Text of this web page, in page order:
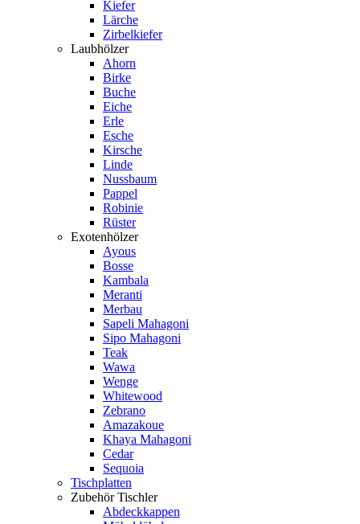
Kiefer
Lärche
Zirbelkiefer
Laubhölzer
Ahorn
Birke
Buche
Eiche
Erle
Esche
Kirsche
Linde
Nussbaum
Pappel
Robinie
Rüster
Exotenhölzer
Ayous
Bosse
Kambala
Meranti
Merbau
Sapeli Mahagoni
Sipo Mahagoni
Teak
Wawa
Wenge
Whitewood
Zebrano
Amazakoue
Khaya Mahagoni
Cedar
Sequoia
Tischplatten
Zubehör Tischler
Abdeckkappen